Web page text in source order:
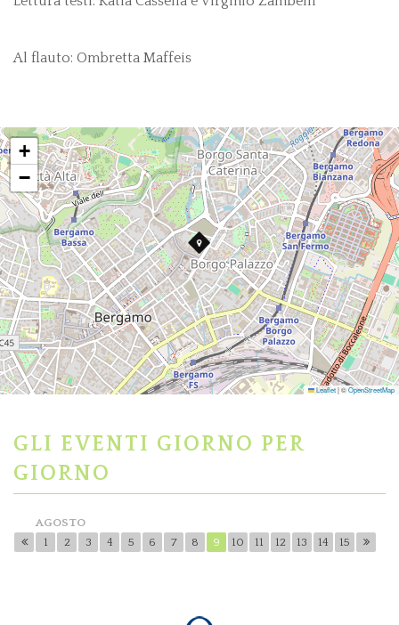
Al flauto: Ombretta Maffeis
+
−
Leaflet|©OpenStreetMap
GLI EVENTI GIORNO PER
GIORNO
AGOSTO
1
2 3 4 5 6 7 8 9 10 11 12 13 14 15